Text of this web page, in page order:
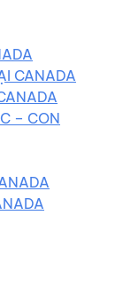
CANADA
– CON